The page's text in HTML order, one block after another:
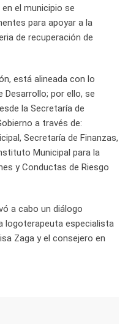
el municipio se
para apoyar a la
de recuperación de
está alineada con lo
Desarrollo; por ello, se
la Secretaría de
a través de:
Secretaría de Finanzas,
Municipal para la
y Conductas de Riesgo
a cabo un diálogo
logoterapeuta especialista
Zaga y el consejero en